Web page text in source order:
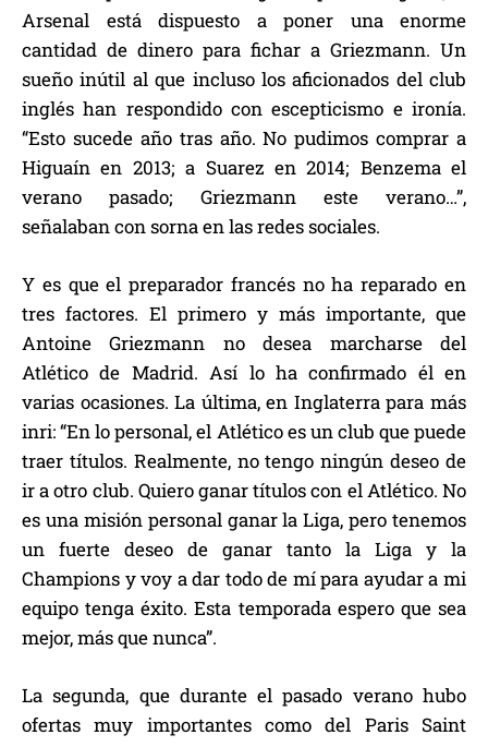
Arsenal está dispuesto a poner una enorme
cantidad de dinero para fichar a Griezmann. Un
sueño inútil al que incluso los aficionados del club
inglés han respondido con escepticismo e ironía.
“Esto sucede año tras año. No pudimos comprar a
Higuaín en 2013; a Suarez en 2014; Benzema el
verano pasado; Griezmann este verano…”,
señalaban con sorna en las redes sociales.
Y es que el preparador francés no ha reparado en
tres factores. El primero y más importante, que
Antoine Griezmann no desea marcharse del
Atlético de Madrid. Así lo ha confirmado él en
varias ocasiones. La última, en Inglaterra para más
inri: “En lo personal, el Atlético es un club que puede
traer títulos. Realmente, no tengo ningún deseo de
ir a otro club. Quiero ganar títulos con el Atlético. No
es una misión personal ganar la Liga, pero tenemos
un fuerte deseo de ganar tanto la Liga y la
Champions y voy a dar todo de mí para ayudar a mi
equipo tenga éxito. Esta temporada espero que sea
mejor, más que nunca”.
La segunda, que durante el pasado verano hubo
ofertas muy importantes como del Paris Saint